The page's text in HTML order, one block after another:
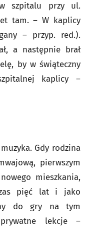
szpitalu przy ul.
tam. – W kaplicy
– przyp. red.).
a następnie brał
by w świąteczny
kaplicy –
Gdy rodzina
pierwszym
mieszkania,
pięć lat i jako
do gry na tym
lekcje –